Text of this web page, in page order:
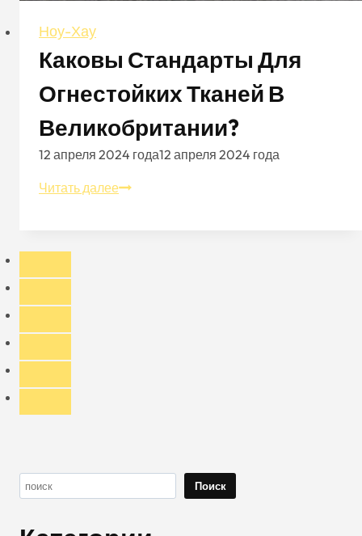
Ноу-Хау
Каковы Стандарты Для
Огнестойких Тканей В
Великобритании?
12 апреля 2024 года12 апреля 2024 года
Читать далееКаковы
Поиск Поиск